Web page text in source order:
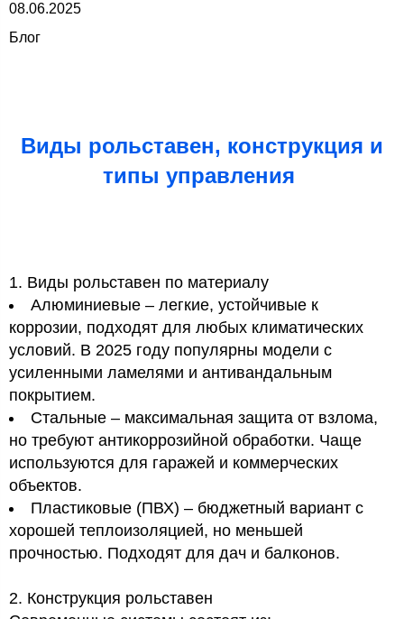
08.06.2025
Блог
Виды рольставен, конструкция и
типы управления
1. Виды рольставен по материалу
Алюминиевые – легкие, устойчивые к
коррозии, подходят для любых климатических
условий. В 2025 году популярны модели с
усиленными ламелями и антивандальным
покрытием.
Стальные – максимальная защита от взлома,
но требуют антикоррозийной обработки. Чаще
используются для гаражей и коммерческих
объектов.
Пластиковые (ПВХ) – бюджетный вариант с
хорошей теплоизоляцией, но меньшей
прочностью. Подходят для дач и балконов.
2. Конструкция рольставен